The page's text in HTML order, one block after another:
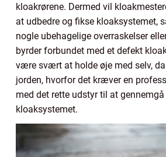
kloakrørene. Dermed vil
at udbedre og fikse kloaksystemet,
nogle ubehagelige overraskelser
byrder forbundet med et defekt
være svært at holde øje med selv,
jorden, hvorfor det kræver en
med det rette udstyr til at gennemgå
kloaksystemet.